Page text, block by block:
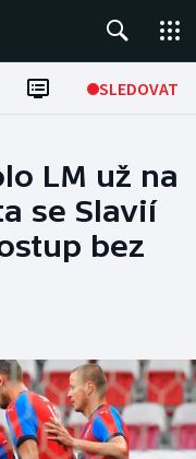
SLEDOVAT
LM už na
se Slavií
bez